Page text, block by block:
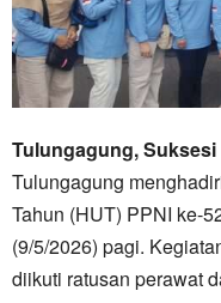
Tulungagung,
Tulungagung
Tahun (HUT) PPNI ke-
(9/5/2026) pagi.
diikuti ratusan perawat